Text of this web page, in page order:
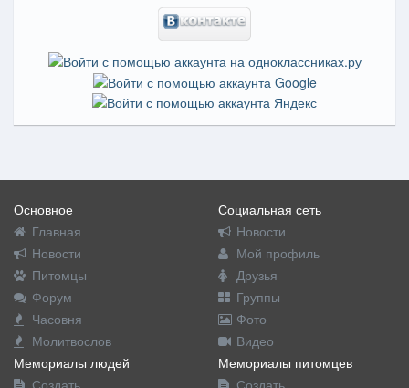
Основное
Главная
Новости
Питомцы
Форум
Часовня
Молитвослов
Социальная сеть
Новости
Мой профиль
Друзья
Группы
Фото
Видео
Мемориалы людей
Мемориалы питомцев